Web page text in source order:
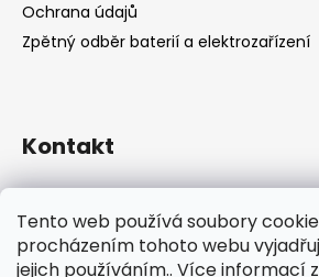
Tento web používá soubory
procházením tohoto webu
jejich používáním.. Více informací
Ochrana údajů
Zpětný odběr baterií a elektrozařízení
Kontakt